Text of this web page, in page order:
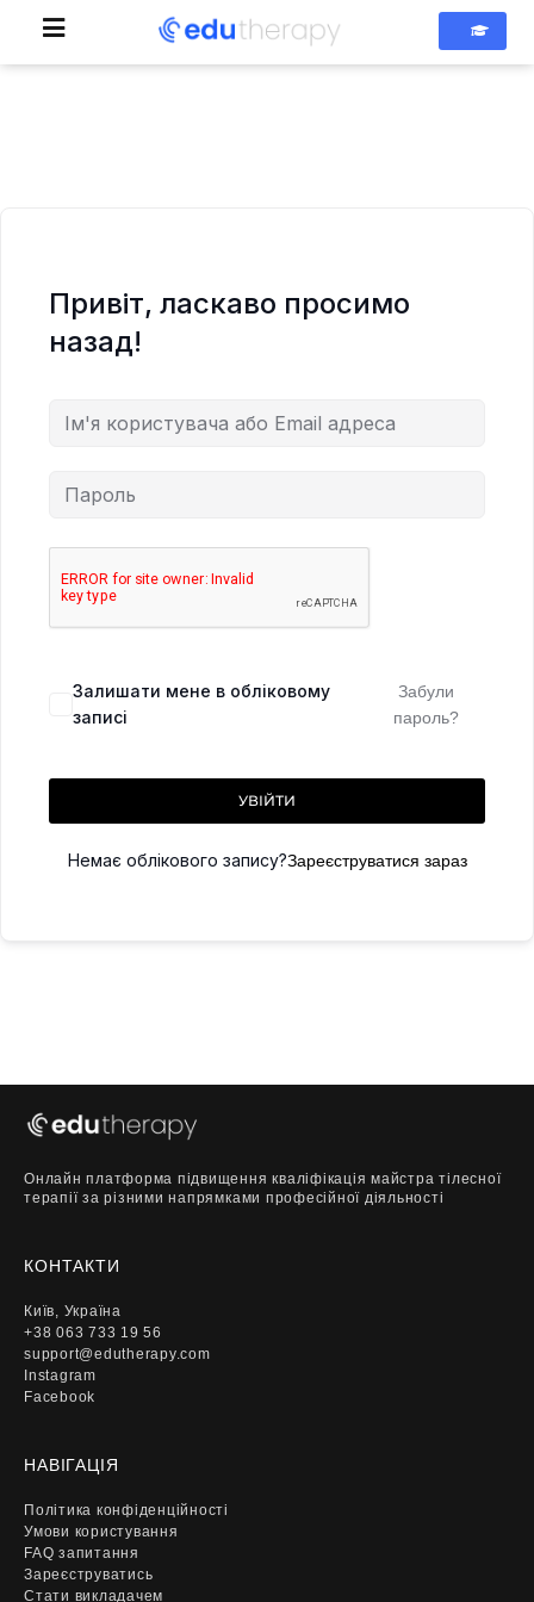
Привіт, ласкаво просимо
назад!
Залишати мене в обліковому
записі
Забули
пароль?
УВІЙТИ
Немає облікового запису?Зареєструватися зараз
Онлайн платформа підвищення кваліфікація майстра тілесної
терапії за різними напрямками професійної діяльності
КОНТАКТИ
Київ, Україна
+38 063 733 19 56
support@edutherapy.com
Instagram
Facebook
НАВІГАЦІЯ
Політика конфіденційності
Умови користування
FAQ запитання
Зареєструватись
Стати викладачем